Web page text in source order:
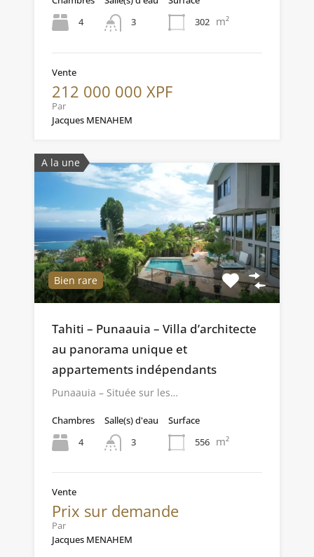
4
3
302 m²
Vente
212 000 000 XPF
Par
Jacques MENAHEM
A la une
Bien rare
Tahiti – Punaauia – Villa d’architecte
au panorama unique et
appartements indépendants
Punaauia – Située sur les…
Chambres
4
Salle(s) d'eau
3
Surface
556 m²
Vente
Prix sur demande
Par
Jacques MENAHEM